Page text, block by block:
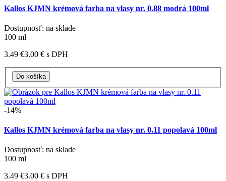
Kallos KJMN krémová farba na vlasy nr. 0.88 modrá 100ml
Dostupnosť: na sklade
100 ml
3.49 €3.00 € s DPH
-14%
Kallos KJMN krémová farba na vlasy nr. 0.11 popolavá 100ml
Dostupnosť: na sklade
100 ml
3.49 €3.00 € s DPH